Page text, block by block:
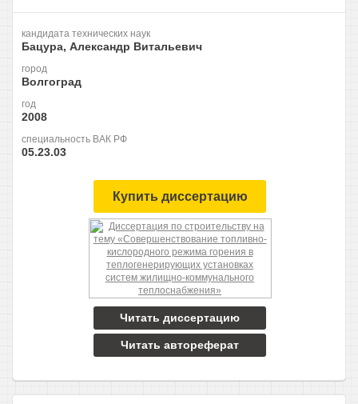
кандидата технических наук
Бацура, Александр Витальевич
город
Волгоград
год
2008
специальность ВАК РФ
05.23.03
Купить диссертацию
Читать диссертацию
Читать автореферат